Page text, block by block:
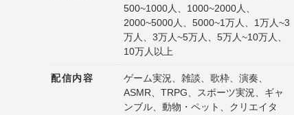
500~1000人、1000~2000人、
2000~5000人、5000~1万人、1万人~3
万人、3万人~5万人、5万人~10万人、
10万人以上
配信内容
ゲーム実況、雑談、歌枠、演奏、
ASMR、TRPG、スポーツ実況、ギャ
ンブル、動物・ペット、クリエイタ